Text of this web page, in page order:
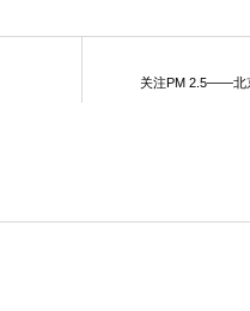
关注PM 2.5——北